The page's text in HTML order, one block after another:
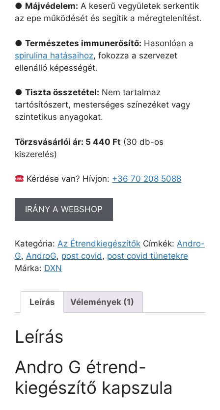
● Májvédelem: A keserű vegyületek serkentik
az epe működését és segítik a méregtelenítést.
● Természetes immunerősítő: Hasonlóan a
spirulina hatásaihoz, fokozza a szervezet
ellenálló képességét.
● Tiszta összetétel: Nem tartalmaz
tartósítószert, mesterséges színezéket vagy
szintetikus anyagokat.
Törzsvásárlói ár: 5 440 Ft (30 db-os
kiszerelés)
Kérdése van? Hívjon: +36 70 208 5088
IRÁNY A WEBSHOP
Kategória: Az Étrendkiegészítők Címkék: Andro-
G, AndroG, post covid, post covid tünetekre
Márka: DXN
Leírás Vélemények (1)
Leírás
Andro G étrend-
kiegészítő kapszula